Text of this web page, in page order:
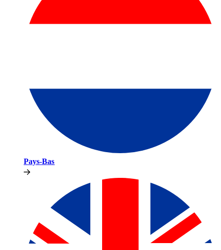
Pays-Bas​​